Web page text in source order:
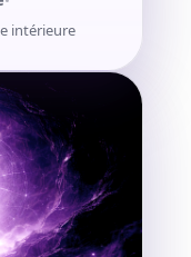
intérieure